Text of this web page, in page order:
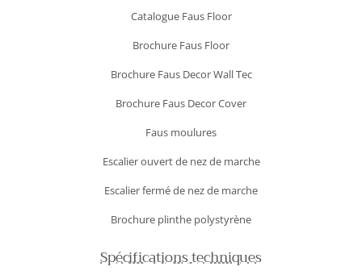
Catalogue Faus Floor
Brochure Faus Floor
Brochure Faus Decor Wall Tec
Brochure Faus Decor Cover
Faus moulures
Escalier ouvert de nez de marche
Escalier fermé de nez de marche
Brochure plinthe polystyrène
Spécifications techniques